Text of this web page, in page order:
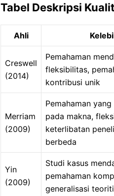
Tabel Deskripsi
Ahli
Creswell
(2014)
Pemahaman
fleksibilitas,
kontribusi unik
Merriam
(2009)
Pemahaman
pada makna,
keterlibatan
berbeda
Yin
(2009)
Studi kasus
pemahaman
generalisasi